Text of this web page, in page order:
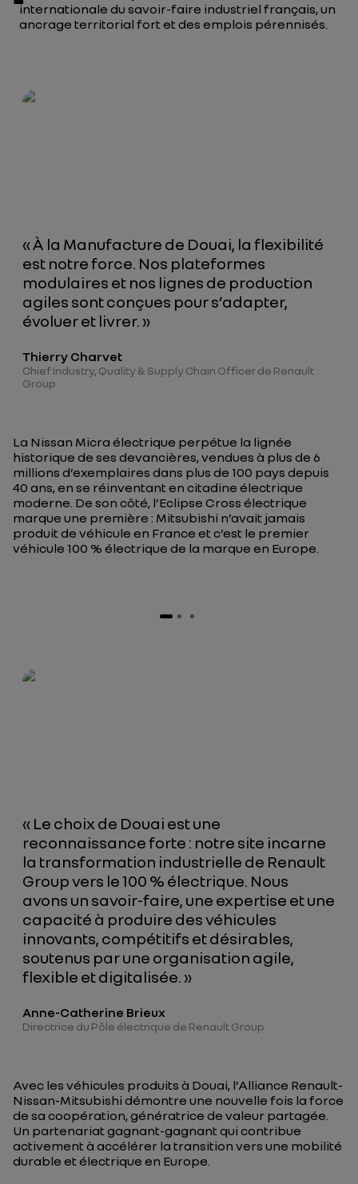
internationale du savoir-faire industriel français, un
ancrage territorial fort et des emplois pérennisés.
« À la Manufacture de Douai, la flexibilité
est notre force. Nos plateformes
modulaires et nos lignes de production
agiles sont conçues pour s’adapter,
évoluer et livrer. »
Thierry Charvet
Chief Industry, Quality & Supply Chain Officer de Renault
Group
La Nissan Micra électrique perpétue la lignée
historique de ses devancières, vendues à plus de 6
millions d’exemplaires dans plus de 100 pays depuis
40 ans, en se réinventant en citadine électrique
moderne. De son côté, l’Eclipse Cross électrique
marque une première : Mitsubishi n’avait jamais
produit de véhicule en France et c’est le premier
véhicule 100 % électrique de la marque en Europe.
« Le choix de Douai est une
reconnaissance forte : notre site incarne
la transformation industrielle de Renault
Group vers le 100 % électrique. Nous
avons un savoir-faire, une expertise et une
capacité à produire des véhicules
innovants, compétitifs et désirables,
soutenus par une organisation agile,
flexible et digitalisée. »
Anne-Catherine Brieux
Directrice du Pôle électrique de Renault Group
Avec les véhicules produits à Douai, l’Alliance Renault-
Nissan-Mitsubishi démontre une nouvelle fois la force
de sa coopération, génératrice de valeur partagée.
Un partenariat gagnant-gagnant qui contribue
activement à accélérer la transition vers une mobilité
durable et électrique en Europe.